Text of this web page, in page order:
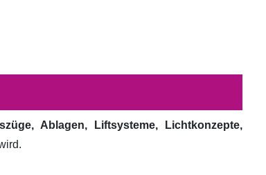
Ablagen, Liftsysteme, Lichtkonzepte,